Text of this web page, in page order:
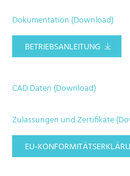
Dokumentation (Download)
BETRIEBSANLEITUNG
CAD Daten (Download)
Zulassungen und Zertifikate
EU-